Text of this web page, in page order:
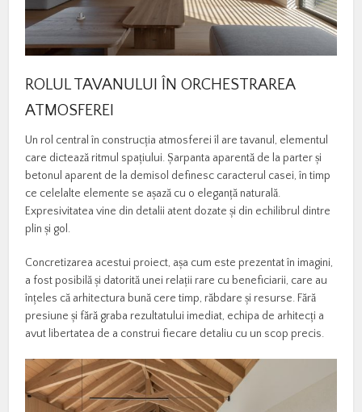
ROLUL TAVANULUI ÎN ORCHESTRAREA
ATMOSFEREI
Un rol central în construcția atmosferei îl are tavanul, elementul
care dictează ritmul spațiului. Șarpanta aparentă de la parter și
betonul aparent de la demisol definesc caracterul casei, în timp
ce celelalte elemente se așază cu o eleganță naturală.
Expresivitatea vine din detalii atent dozate și din echilibrul dintre
plin și gol.
Concretizarea acestui proiect, așa cum este prezentat în imagini,
a fost posibilă și datorită unei relații rare cu beneficiarii, care au
înțeles că arhitectura bună cere timp, răbdare și resurse. Fără
presiune și fără graba rezultatului imediat, echipa de arhitecți a
avut libertatea de a construi fiecare detaliu cu un scop precis.